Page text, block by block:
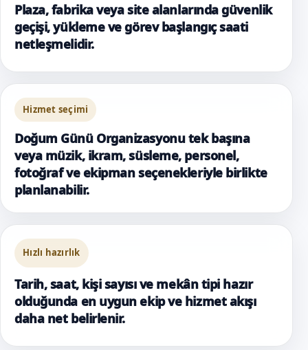
Plaza, fabrika veya site alanlarında güvenlik
geçişi, yükleme ve görev başlangıç saati
netleşmelidir.
Hizmet seçimi
Doğum Günü Organizasyonu tek başına
veya müzik, ikram, süsleme, personel,
fotoğraf ve ekipman seçenekleriyle birlikte
planlanabilir.
Hızlı hazırlık
Tarih, saat, kişi sayısı ve mekân tipi hazır
olduğunda en uygun ekip ve hizmet akışı
daha net belirlenir.